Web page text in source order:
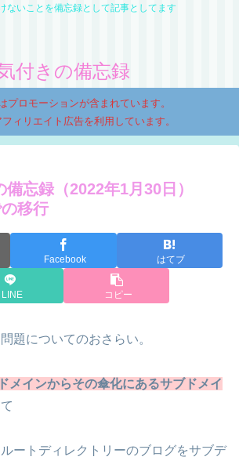
ないことを備忘録として記事としてます
付きの備忘録
プロモーションが含まれています。
ィリエイト広告を利用しています。
備忘録（2022年1月30日）
移行
Facebook はてブ
LINE コピー
題についてのおさらい。
メインからその傘化にあるサブドメイ
ートディレクトリーのブログをサブデ